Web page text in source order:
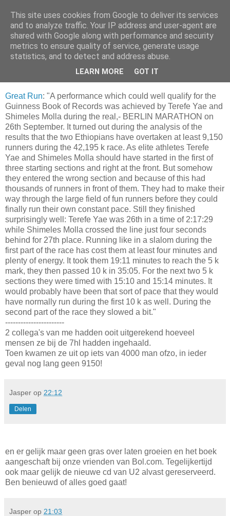
Da_Blog
You don't put a bumpersticker on a Bentley
zondag, oktober 31, 2004
Great Run: "A performance which could well qualify for the
Guinness Book of Records was achieved by Terefe Yae and
Shimeles Molla during the real,- BERLIN MARATHON on
26th September. It turned out during the analysis of the
results that the two Ethiopians have overtaken at least 9,150
runners during the 42,195 k race. As elite athletes Terefe
Yae and Shimeles Molla should have started in the first of
three starting sections and right at the front. But somehow
they entered the wrong section and because of this had
thousands of runners in front of them. They had to make their
way through the large field of fun runners before they could
finally run their own constant pace. Still they finished
surprisingly well: Terefe Yae was 26th in a time of 2:17:29
while Shimeles Molla crossed the line just four seconds
behind for 27th place. Running like in a slalom during the
first part of the race has cost them at least four minutes and
plenty of energy. It took them 19:11 minutes to reach the 5 k
mark, they then passed 10 k in 35:05. For the next two 5 k
sections they were timed with 15:10 and 15:14 minutes. It
would probably have been that sort of pace that they would
have normally run during the first 10 k as well. During the
second part of the race they slowed a bit."
-----------------------
2 collega's van me hadden ooit uitgerekend hoeveel
mensen ze bij de 7hl hadden ingehaald.
Toen kwamen ze uit op iets van 4000 man ofzo, in ieder
geval nog lang geen 9150!
Jasper op 22:12
Delen
en er gelijk maar geen gras over laten groeien en het boek
aangeschaft bij onze vrienden van Bol.com. Tegelijkertijd
ook maar gelijk de nieuwe cd van U2 alvast gereserveerd.
Ben benieuwd of alles goed gaat!
Jasper op 21:03
This site uses cookies from Google to deliver its services
and to analyze traffic. Your IP address and user-agent are
shared with Google along with performance and security
metrics to ensure quality of service, generate usage
statistics, and to detect and address abuse.
LEARN MORE GOT IT